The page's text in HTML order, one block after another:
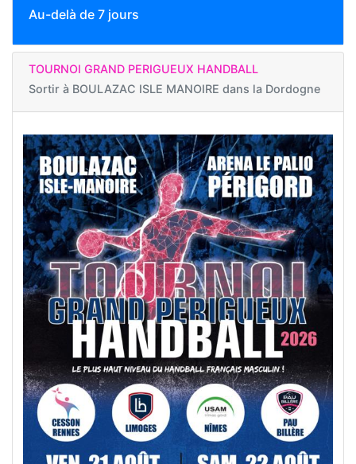
Au-delà de 7 jours
TOURNOI GRAND PERIGUEUX HANDBALL
Sortir à BOULAZAC ISLE MANOIRE dans la Dordogne